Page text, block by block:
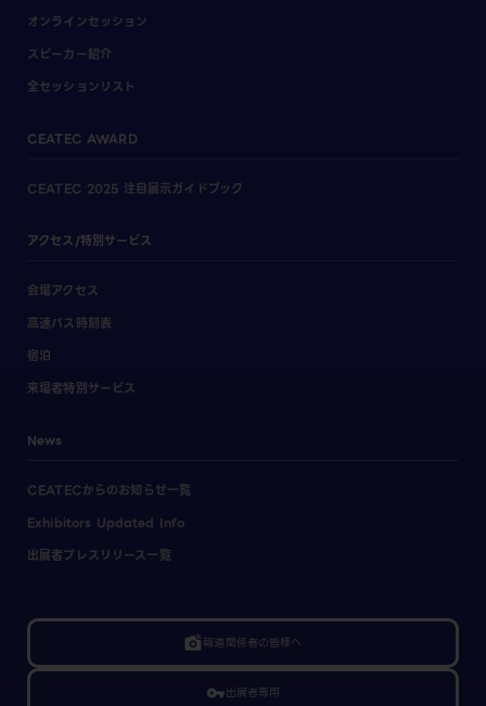
オンラインセッション
スピーカー紹介
全セッションリスト
CEATEC AWARD
CEATEC 2025 注目展示ガイドブック
アクセス/特別サービス
会場アクセス
高速バス時刻表
宿泊
来場者特別サービス
News
CEATECからのお知らせ一覧
Exhibitors Updated Info
出展者プレスリリース一覧
linked_camera報道関係者の皆様へ
vpn_key出展者専用